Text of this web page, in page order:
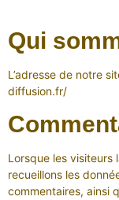
Qui
L’adresse de notre
diffusion.fr/
Lorsque les visiteurs
recueillons les
commentaires, ainsi